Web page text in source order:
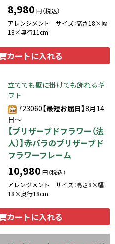
8,980 円（税込）
アレンジメント サイズ：高さ18×幅
18×奥行11cm
カートに入れる
立てても壁に掛けても飾れるギ
フト
723060【最短お届日】8月14
日～
【プリザーブドフラワー（法
人）】赤バラのプリザーブド
フラワーフレーム
10,980 円（税込）
アレンジメント サイズ：高さ8×幅
18×奥行18cm
カートに入れる